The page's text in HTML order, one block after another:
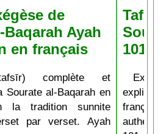
de
Ayah
en français
complète et
Sourate al-Baqarah en
la tradition sunnite
par verset. Ayah
Tafsir
101 -